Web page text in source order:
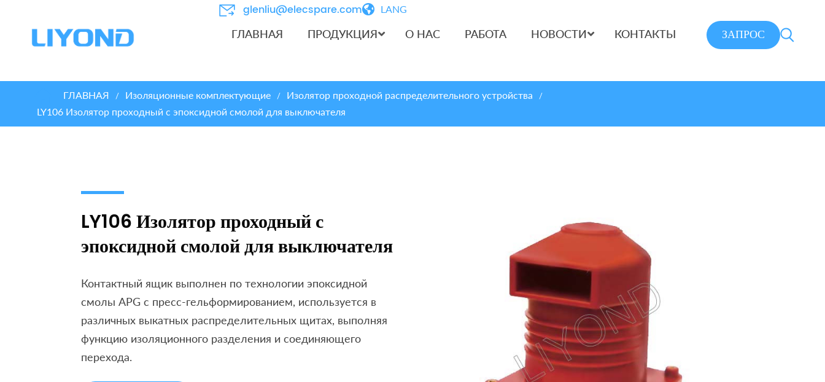
glenliu@elecspare.com LANG
ГЛАВНАЯ ПРОДУКЦИЯ О НАС РАБОТА НОВОСТИ КОНТАКТЫ ЗАПРОС
ГЛАВНАЯ / Изоляционные комплектующие / Изолятор проходной распределительного устройства /
LY106 Изолятор проходный с эпоксидной смолой для выключателя
LY106 Изолятор проходный с
эпоксидной смолой для выключателя
Контактный ящик выполнен по технологии эпоксидной
смолы APG с пресс-гельформированием, используется в
различных выкатных распределительных щитах, выполняя
функцию изоляционного разделения и соединяющего
перехода.